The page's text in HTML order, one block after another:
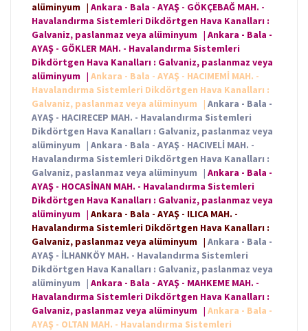
alüminyum | Ankara - Bala - AYAŞ - GÖKÇEBAĞ MAH. -
Havalandırma Sistemleri Dikdörtgen Hava Kanalları :
Galvaniz, paslanmaz veya alüminyum | Ankara - Bala -
AYAŞ - GÖKLER MAH. - Havalandırma Sistemleri
Dikdörtgen Hava Kanalları : Galvaniz, paslanmaz veya
alüminyum | Ankara - Bala - AYAŞ - HACIMEMİ MAH. -
Havalandırma Sistemleri Dikdörtgen Hava Kanalları :
Galvaniz, paslanmaz veya alüminyum
| Ankara - Bala -
AYAŞ - HACIRECEP MAH. - Havalandırma Sistemleri
Dikdörtgen Hava Kanalları : Galvaniz, paslanmaz veya
alüminyum | Ankara - Bala - AYAŞ - HACIVELİ MAH. -
Havalandırma Sistemleri Dikdörtgen Hava Kanalları :
Galvaniz, paslanmaz veya alüminyum | Ankara - Bala -
AYAŞ - HOCASİNAN MAH. - Havalandırma Sistemleri
Dikdörtgen Hava Kanalları : Galvaniz, paslanmaz veya
alüminyum | Ankara - Bala - AYAŞ - ILICA MAH. -
Havalandırma Sistemleri Dikdörtgen Hava Kanalları :
Galvaniz, paslanmaz veya alüminyum | Ankara - Bala -
AYAŞ - İLHANKÖY MAH. - Havalandırma Sistemleri
Dikdörtgen Hava Kanalları : Galvaniz, paslanmaz veya
alüminyum | Ankara - Bala - AYAŞ - MAHKEME MAH. -
Havalandırma Sistemleri Dikdörtgen Hava Kanalları :
Galvaniz, paslanmaz veya alüminyum | Ankara - Bala -
AYAŞ - OLTAN MAH. - Havalandırma Sistemleri